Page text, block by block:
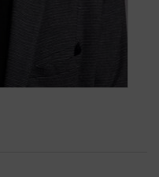
d'annuaire